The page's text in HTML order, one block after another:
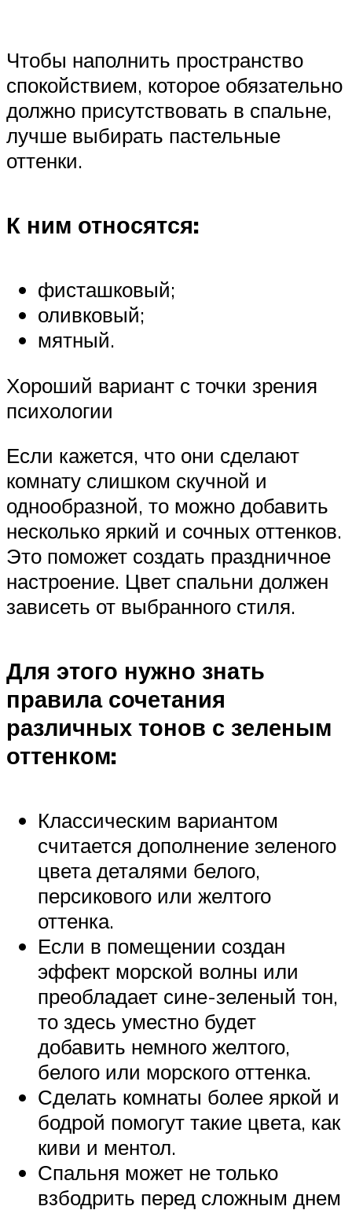
Чтобы наполнить пространство
спокойствием, которое обязательно
должно присутствовать в спальне,
лучше выбирать пастельные
оттенки.
К ним относятся:
фисташковый;
оливковый;
мятный.
Хороший вариант с точки зрения
психологии
Если кажется, что они сделают
комнату слишком скучной и
однообразной, то можно добавить
несколько яркий и сочных оттенков.
Это поможет создать праздничное
настроение. Цвет спальни должен
зависеть от выбранного стиля.
Для этого нужно знать
правила сочетания
различных тонов с зеленым
оттенком:
Классическим вариантом
считается дополнение зеленого
цвета деталями белого,
персикового или желтого
оттенка.
Если в помещении создан
эффект морской волны или
преобладает сине-зеленый тон,
то здесь уместно будет
добавить немного желтого,
белого или морского оттенка.
Сделать комнаты более яркой и
бодрой помогут такие цвета, как
киви и ментол.
Спальня может не только
взбодрить перед сложным днем